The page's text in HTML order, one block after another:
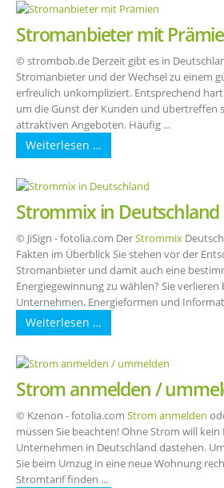
Stromanbieter mit
© strombob.de Derzeit gibt es in
Stromanbieter und der Wechsel zu einem
erfreulich unkompliziert. Entsprechend
um die Gunst der Kunden und übertreffen
attraktiven Angeboten. Häufig ...
Weiterlesen …
Strommix in Deutschland
© JiSign - fotolia.com DerStrommix
Fakten im Überblick Sie stehen vor der
Stromanbieter und damit auch eine
Energiegewinnung zu wählen? Sie verlieren
Unternehmen, Energieformen und
Weiterlesen …
Strom anmelden /
© Kzenon - fotolia.com Strom anmelden
müssen Sie beachten! Ohne Strom will
Unternehmen in Deutschland dastehen.
Sie beim Umzug in eine neue Wohnung
Stromtarif finden ...